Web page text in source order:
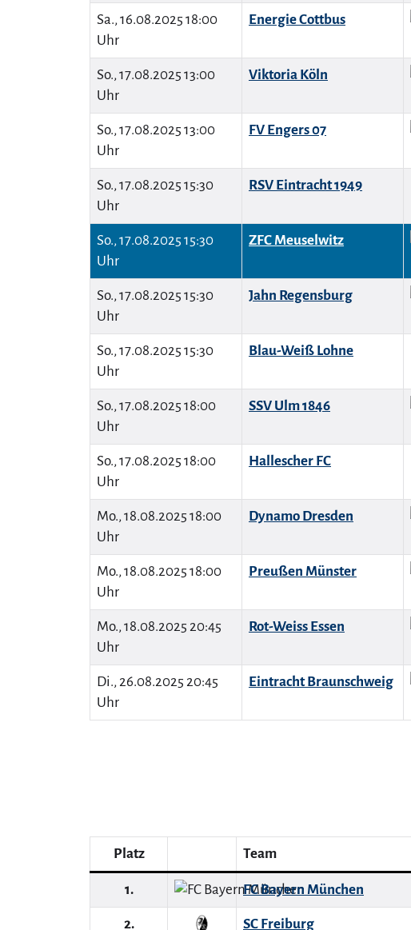
Sa., 16.08.2025 18:00
Uhr
Energie Cottbus
So., 17.08.2025 13:00
Uhr
Viktoria Köln
So., 17.08.2025 13:00
Uhr
FV Engers 07
So., 17.08.2025 15:30
Uhr
RSV Eintracht 1949
So., 17.08.2025 15:30
Uhr
ZFC Meuselwitz
So., 17.08.2025 15:30
Uhr
Jahn Regensburg
So., 17.08.2025 15:30
Uhr
Blau-Weiß Lohne
So., 17.08.2025 18:00
Uhr
SSV Ulm 1846
So., 17.08.2025 18:00
Uhr
Hallescher FC
Mo., 18.08.2025 18:00
Uhr
Dynamo Dresden
Mo., 18.08.2025 18:00
Uhr
Preußen Münster
Mo., 18.08.2025 20:45
Uhr
Rot-Weiss Essen
Di., 26.08.2025 20:45
Uhr
Eintracht Braunschweig
Platz Team
1. FC Bayern München
2. SC Freiburg